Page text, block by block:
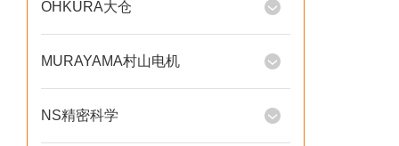
OHKURA大仓
MURAYAMA村山电机
NS精密科学